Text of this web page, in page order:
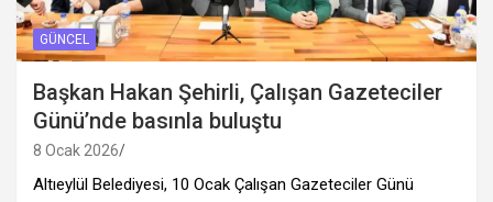
GÜNCEL
Başkan Hakan Şehirli, Çalışan Gazeteciler
Günü’nde basınla buluştu
8 Ocak 2026
Altıeylül Belediyesi, 10 Ocak Çalışan Gazeteciler Günü